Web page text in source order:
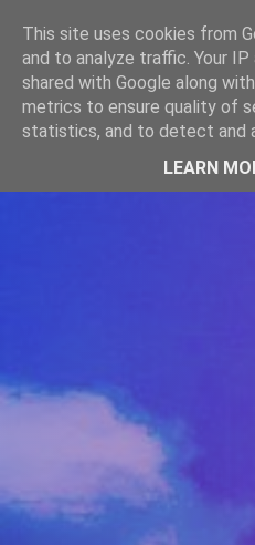
WWW.GAZISTI.RO
This site uses cookies from
and to analyze traffic. Your
shared with Google along
metrics to ensure quality of
statistics, and to detect and
LEARN